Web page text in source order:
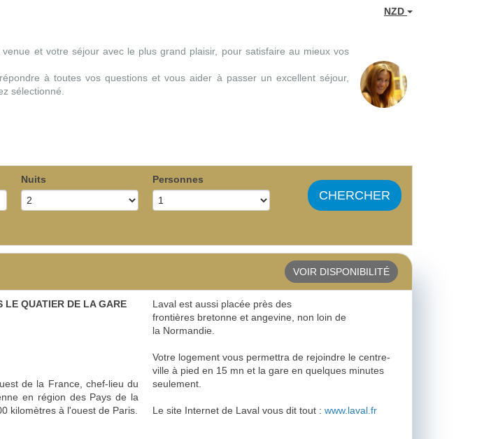
NZD
et votre séjour avec le plus grand plaisir, pour satisfaire au mieux vos
à toutes vos questions et vous aider à passer un excellent séjour,
sélectionné.
Nuits Personnes
CHERCHER
VOIR DISPONIBILITÉ
LE QUATIER DE LA GARE
de la France, chef-lieu du
en région des Pays de la
kilomètres à l'ouest de Paris.
Laval est aussi placée près des
frontières bretonne et angevine, non loin de
la Normandie.
Votre logement vous permettra de rejoindre le centre-
ville à pied en 15 mn et la gare en quelques minutes
seulement.
Le site Internet de Laval vous dit tout : www.laval.fr